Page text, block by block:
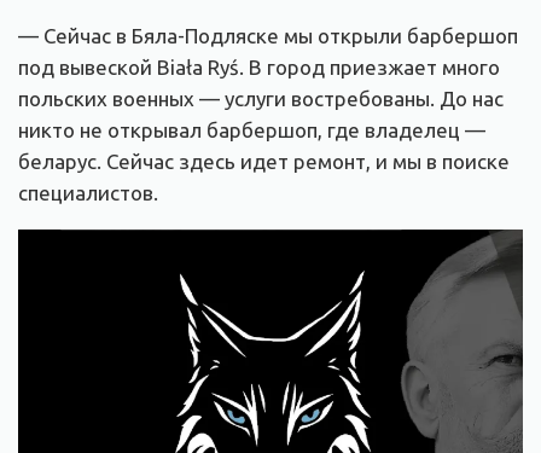
— Сейчас в Бяла-Подляске мы открыли барбершоп
под вывеской Biała Ryś. В город приезжает много
польских военных — услуги востребованы. До нас
никто не открывал барбершоп, где владелец —
беларус. Сейчас здесь идет ремонт, и мы в поиске
специалистов.